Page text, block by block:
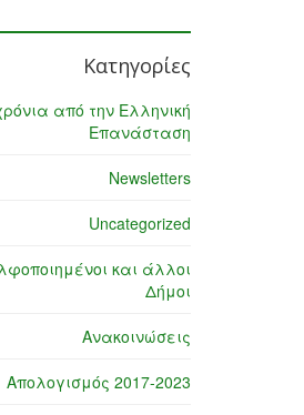
Κατηγορίες
από την Ελληνική
Επανάσταση
Newsletters
Uncategorized
και άλλοι
Δήμοι
Ανακοινώσεις
Απολογισμός 2017-2023